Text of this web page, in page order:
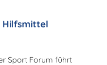
Hilfsmittel
Sport Forum führt